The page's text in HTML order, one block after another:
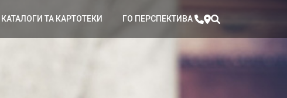
КАТАЛОГИ ТА КАРТОТЕКИ ГО ПЕРСПЕКТИВА